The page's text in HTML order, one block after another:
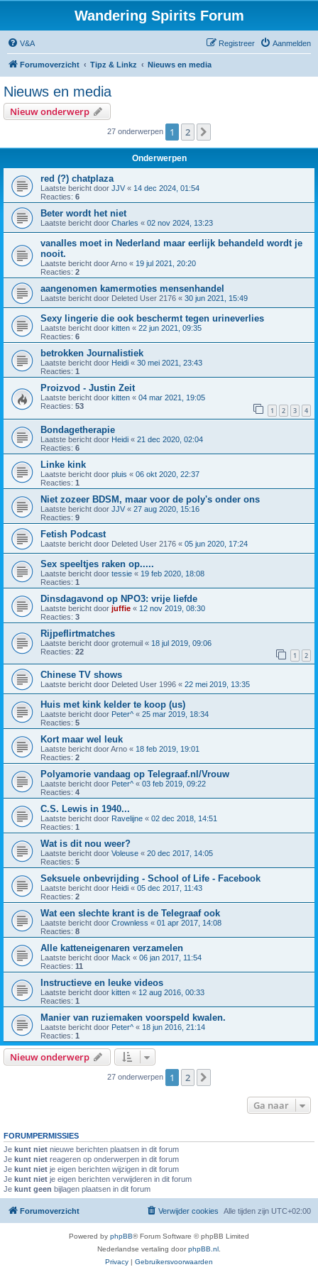
Wandering Spirits Forum
V&A Aanmelden
Registreer
Forumoverzicht Tipz & Linkz Nieuws en media
Nieuws en media
Nieuw onderwerp
27 onderwerpen 1 2
Onderwerpen
red (?) chatplaza
Laatste bericht door JJV « 14 dec 2024, 01:54
Reacties: 6
Beter wordt het niet
Laatste bericht door Charles « 02 nov 2024, 13:23
vanalles moet in Nederland maar eerlijk behandeld wordt je
nooit.
Laatste bericht doorArno « 19 jul 2021, 20:20
Reacties: 2
aangenomen kamermoties mensenhandel
Laatste bericht door Deleted User 2176 « 30 jun 2021, 15:49
Sexy lingerie die ook beschermt tegen urineverlies
Laatste bericht door kitten « 22 jun 2021, 09:35
Reacties: 6
betrokken Journalistiek
Laatste bericht door Heidi « 30 mei 2021, 23:43
Reacties: 1
Proizvod - Justin Zeit
Laatste bericht door kitten « 04 mar 2021, 19:05
Reacties: 53 1 2 3 4
Bondagetherapie
Laatste bericht door Heidi « 21 dec 2020, 02:04
Reacties: 6
Linke kink
Laatste bericht door pluis « 06 okt 2020, 22:37
Reacties: 1
Niet zozeer BDSM, maar voor de poly's onder ons
Laatste bericht door JJV « 27 aug 2020, 15:16
Reacties: 9
Fetish Podcast
Laatste bericht door Deleted User 2176 « 05 jun 2020, 17:24
Sex speeltjes raken op.....
Laatste bericht door tessie « 19 feb 2020, 18:08
Reacties: 1
Dinsdagavond op NPO3: vrije liefde
Laatste bericht door juffie « 12 nov 2019, 08:30
Reacties: 3
Rijpeflirtmatches
Laatste bericht door grotemuil « 18 jul 2019, 09:06
Reacties: 22 1 2
Chinese TV shows
Laatste bericht door Deleted User 1996 « 22 mei 2019, 13:35
Huis met kink kelder te koop (us)
Laatste bericht door Peter^ « 25 mar 2019, 18:34
Reacties: 5
Kort maar wel leuk
Laatste bericht doorArno « 18 feb 2019, 19:01
Reacties: 2
Polyamorie vandaag op Telegraaf.nl/Vrouw
Laatste bericht door Peter^ « 03 feb 2019, 09:22
Reacties: 4
C.S. Lewis in 1940...
Laatste bericht door Ravelijne « 02 dec 2018, 14:51
Reacties: 1
Wat is dit nou weer?
Laatste bericht door Voleuse « 20 dec 2017, 14:05
Reacties: 5
Seksuele onbevrijding - School of Life - Facebook
Laatste bericht door Heidi « 05 dec 2017, 11:43
Reacties: 2
Wat een slechte krant is de Telegraaf ook
Laatste bericht door Crownless « 01 apr 2017, 14:08
Reacties: 8
Alle katteneigenaren verzamelen
Laatste bericht door Mack « 06 jan 2017, 11:54
Reacties: 11
Instructieve en leuke videos
Laatste bericht door kitten « 12 aug 2016, 00:33
Reacties: 1
Manier van ruziemaken voorspeld kwalen.
Laatste bericht door Peter^ « 18 jun 2016, 21:14
Reacties: 1
Nieuw onderwerp
27 onderwerpen 1 2
Ga naar
FORUMPERMISSIES
Je kunt niet nieuwe berichten plaatsen in dit forum
Je kunt niet reageren op onderwerpen in dit forum
Je kunt niet je eigen berichten wijzigen in dit forum
Je kunt niet je eigen berichten verwijderen in dit forum
Je kunt geen bijlagen plaatsen in dit forum
Forumoverzicht Alle tijden zijn UTC+02:00
Verwijder cookies
Powered by phpBB® Forum Software © phpBB Limited
Nederlandse vertaling doorphpBB.nl
Privacy | Gebruikersvoorwaarden